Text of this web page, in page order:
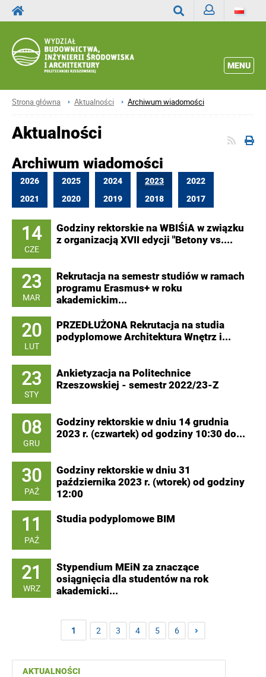
MENU
Strona główna Aktualności Archiwum wiadomości
AKTUALNOŚCI
Aktualności
Archiwum wiadomości
2026 2025 2024 2023
2022
2021
2020 2019 2018 2017
14
CZE
Godziny rektorskie na WBIŚiA w związku
z organizacją XVII edycji "Betony vs....
23
MAR
Rekrutacja na semestr studiów w ramach
programu Erasmus+ w roku
akademickim...
20
LUT
PRZEDŁUŻONA Rekrutacja na studia
podyplomowe Architektura Wnętrz i...
23
STY
Ankietyzacja na Politechnice
Rzeszowskiej - semestr 2022/23-Z
08
GRU
Godziny rektorskie w dniu 14 grudnia
2023 r. (czwartek) od godziny 10:30 do...
30
PAŹ
Godziny rektorskie w dniu 31
października 2023 r. (wtorek) od godziny
12:00
11
PAŹ
Studia podyplomowe BIM
21
WRZ
Stypendium MEiN za znaczące
osiągnięcia dla studentów na rok
akademicki...
1 2 3 4 5 6